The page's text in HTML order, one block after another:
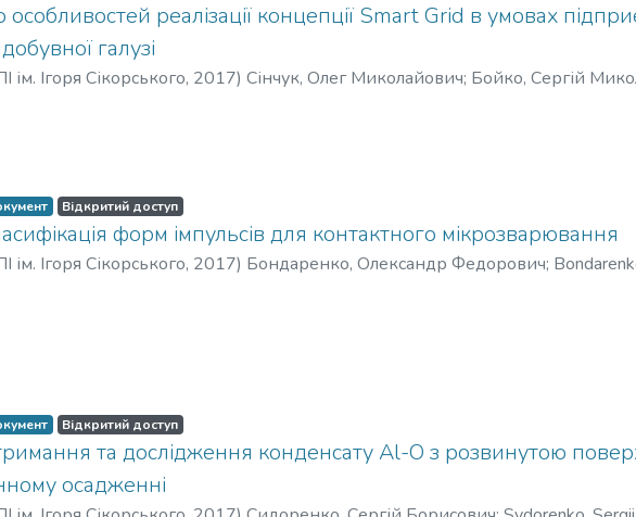
реалізації концепції Smart Grid в умовах
галузі
ім. Ігоря Сікорського, 2017) Сінчук, Олег Миколайович; Бойко, Сергій
Відкритий доступ
форм імпульсів для контактного мікрозварювання
ім. Ігоря Сікорського, 2017) Бондаренко, Олександр Федорович;
Відкритий доступ
та дослідження конденсату Al-O з розвинутою
осадженні